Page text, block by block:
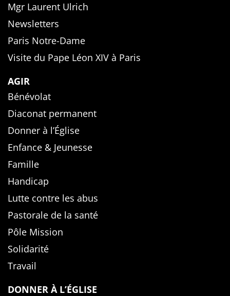
Mgr Laurent Ulrich
Newsletters
Paris Notre-Dame
Visite du Pape Léon XIV à Paris
AGIR
Bénévolat
Diaconat permanent
Donner à l’Église
Enfance & Jeunesse
Famille
Handicap
Lutte contre les abus
Pastorale de la santé
Pôle Mission
Solidarité
Travail
DONNER À L’ÉGLISE